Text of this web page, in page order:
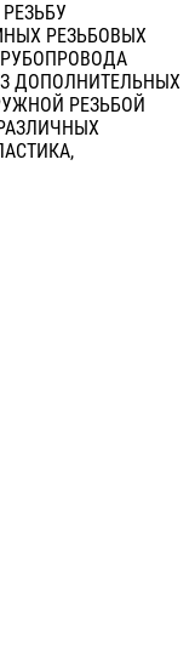
РЕЗЬБОВЫХ
ДОПОЛНИТЕЛЬНЫХ
РЕЗЬБОЙ